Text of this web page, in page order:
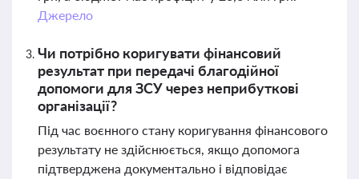
Джерело
Чи потрібно коригувати фінансовий
результат при передачі благодійної
допомоги для ЗСУ через неприбуткові
організації?
Під час воєнного стану коригування фінансового
результату не здійснюється, якщо допомога
підтверджена документально і відповідає